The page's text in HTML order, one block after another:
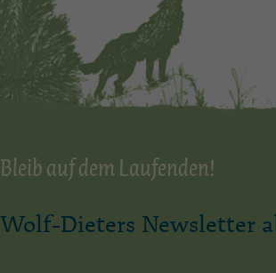
Bleib auf dem Laufenden!
Wolf-Dieters Newsletter